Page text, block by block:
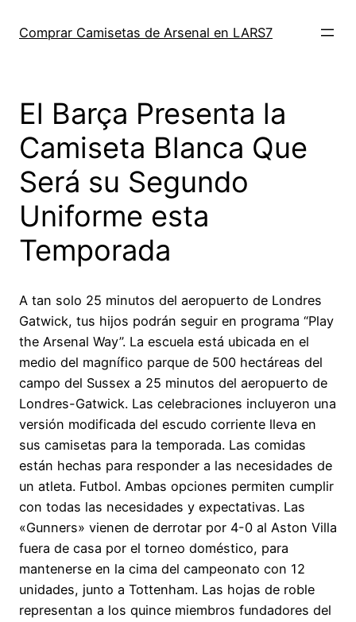
Comprar Camisetas de Arsenal en LARS7
El Barça Presenta la
Camiseta Blanca Que
Será su Segundo
Uniforme esta
Temporada
A tan solo 25 minutos del aeropuerto de Londres
Gatwick, tus hijos podrán seguir en programa “Play
the Arsenal Way”. La escuela está ubicada en el
medio del magnífico parque de 500 hectáreas del
campo del Sussex a 25 minutos del aeropuerto de
Londres-Gatwick. Las celebraciones incluyeron una
versión modificada del escudo corriente lleva en
sus camisetas para la temporada. Las comidas
están hechas para responder a las necesidades de
un atleta. Futbol. Ambas opciones permiten cumplir
con todas las necesidades y expectativas. Las
«Gunners» vienen de derrotar por 4-0 al Aston Villa
fuera de casa por el torneo doméstico, para
mantenerse en la cima del campeonato con 12
unidades, junto a Tottenham. Las hojas de roble
representan a los quince miembros fundadores del